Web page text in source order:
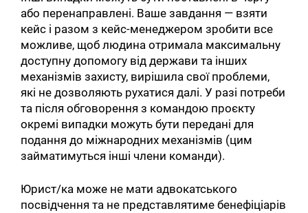
або перенаправлені. Ваше завдання — взяти
кейс і разом з кейс-менеджером зробити все
можливе, щоб людина отримала максимальну
доступну допомогу від держави та інших
механізмів захисту, вирішила свої проблеми,
які не дозволяють рухатися далі. У разі потреби
та після обговорення з командою проєкту
окремі випадки можуть бути передані для
подання до міжнародних механізмів (цим
займатимуться інші члени команди).
Юрист/ка може не мати адвокатського
посвідчення та не представлятиме бенефіціарів